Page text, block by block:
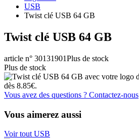
USB
Twist clé USB 64 GB
Twist clé USB 64 GB
article n° 30131901Plus de stock
Plus de stock
Vous avez des questions ? Contactez-nous
Vous aimerez aussi
Voir tout USB